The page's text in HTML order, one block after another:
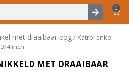
0
met draaibaar oog/ Katrol enkel
4 inch
MET DRAAIBAAR